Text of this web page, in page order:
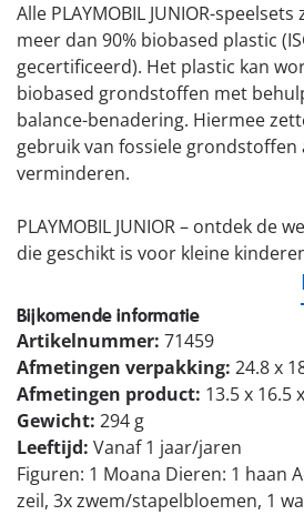
Alle PLAYMOBIL JUNIOR-
meer dan 90% biobased plastic
gecertificeerd). Het plastic kan
biobased grondstoffen met
balance-benadering. Hiermee
gebruik van fossiele grondstoffen
verminderen.
PLAYMOBIL JUNIOR – ontdek de
die geschikt is voor kleine
Bijkomende informatie
Artikelnummer: 71459
Afmetingen verpakking: 24.8 x
Afmetingen product: 13.5 x 16.5
Gewicht: 294 g
Leeftijd: Vanaf 1 jaar/jaren
Figuren: 1 Moana Dieren: 1 haan
zeil, 3x zwem/stapelbloemen, 1